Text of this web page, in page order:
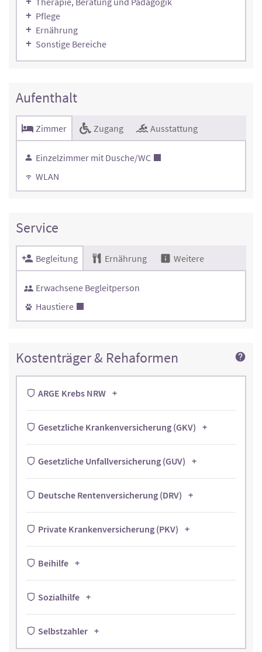
Pflege
Ernährung
Sonstige Bereiche
Aufenthalt
Zimmer Zugang Ausstattung
Einzelzimmer mit Dusche/WC
WLAN
Service
Begleitung Ernährung Weitere
Erwachsene Begleitperson
Haustiere
Kostenträger & Rehaformen
ARGE Krebs NRW
Gesetzliche Krankenversicherung (GKV)
Gesetzliche Unfallversicherung (GUV)
Deutsche Rentenversicherung (DRV)
Private Krankenversicherung (PKV)
Beihilfe
Sozialhilfe
Selbstzahler